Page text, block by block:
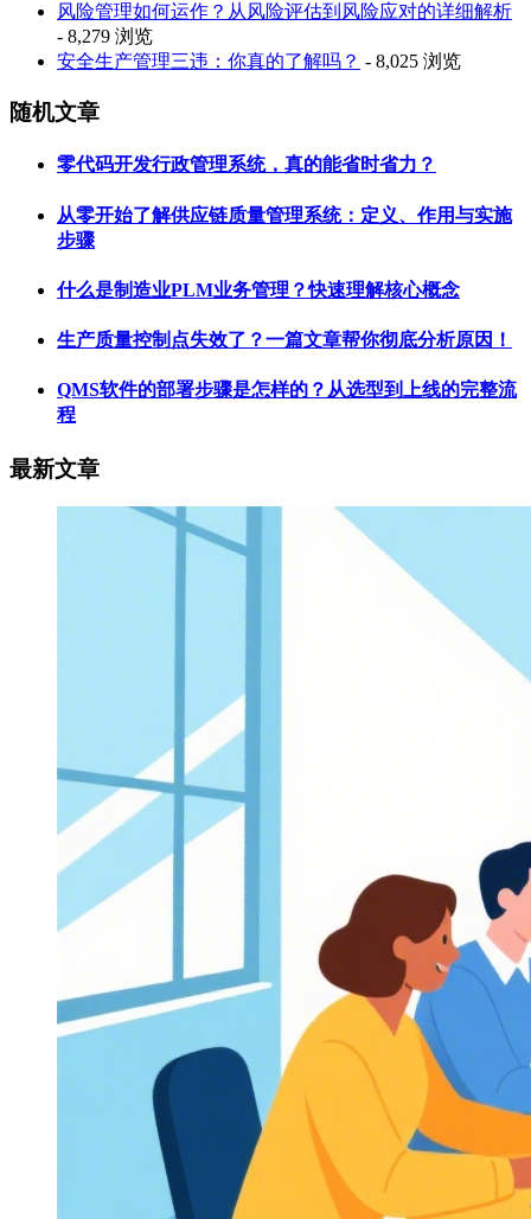
风险管理如何运作？从风险评估到风险应对的详细解析
- 8,279 浏览
安全生产管理三违：你真的了解吗？ - 8,025 浏览
随机文章
零代码开发行政管理系统，真的能省时省力？
从零开始了解供应链质量管理系统：定义、作用与实施
步骤
什么是制造业PLM业务管理？快速理解核心概念
生产质量控制点失效了？一篇文章帮你彻底分析原因！
QMS软件的部署步骤是怎样的？从选型到上线的完整流
程
最新文章